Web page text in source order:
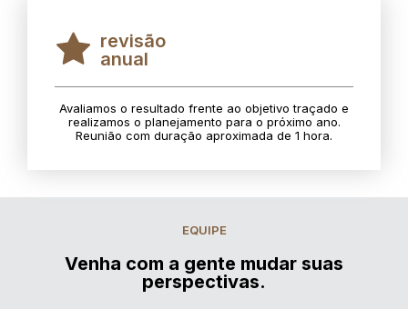
revisão
anual
Avaliamos o resultado frente ao objetivo traçado e
realizamos o planejamento para o próximo ano.
Reunião com duração aproximada de 1 hora.
EQUIPE
Venha com a gente mudar suas
perspectivas.